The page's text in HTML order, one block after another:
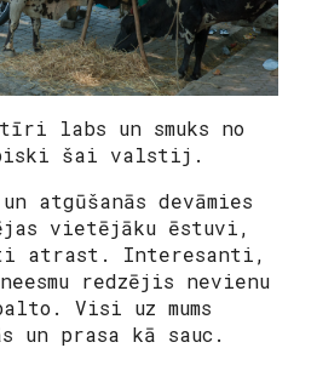
labs un smuks no
šai valstij.
atgūšanās devāmies
vietējāku ēstuvi,
atrast. Interesanti,
redzējis nevienu
Visi uz mums
un prasa kā sauc.